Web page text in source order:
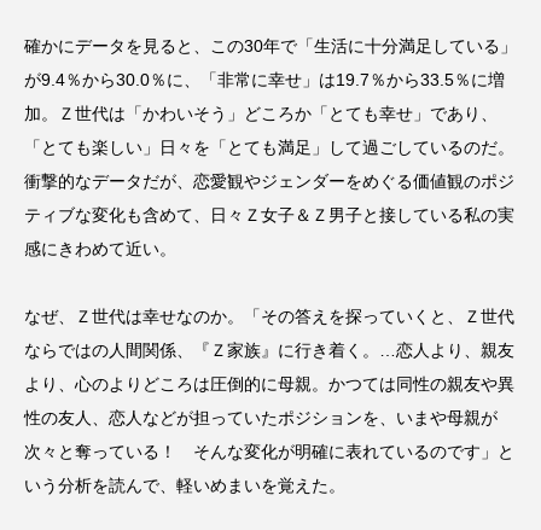
確かにデータを見ると、この30年で「生活に十分満足している」
が9.4％から30.0％に、「非常に幸せ」は19.7％から33.5％に増
加。Ｚ世代は「かわいそう」どころか「とても幸せ」であり、
「とても楽しい」日々を「とても満足」して過ごしているのだ。
衝撃的なデータだが、恋愛観やジェンダーをめぐる価値観のポジ
ティブな変化も含めて、日々Ｚ女子＆Ｚ男子と接している私の実
感にきわめて近い。
なぜ、Ｚ世代は幸せなのか。「その答えを探っていくと、Ｚ世代
ならではの人間関係、『Ｚ家族』に行き着く。…恋人より、親友
より、心のよりどころは圧倒的に母親。かつては同性の親友や異
性の友人、恋人などが担っていたポジションを、いまや母親が
次々と奪っている！ そんな変化が明確に表れているのです」と
いう分析を読んで、軽いめまいを覚えた。